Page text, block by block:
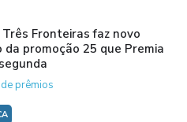
Três Fronteiras faz novo
da promoção 25 que Premia
prêmios